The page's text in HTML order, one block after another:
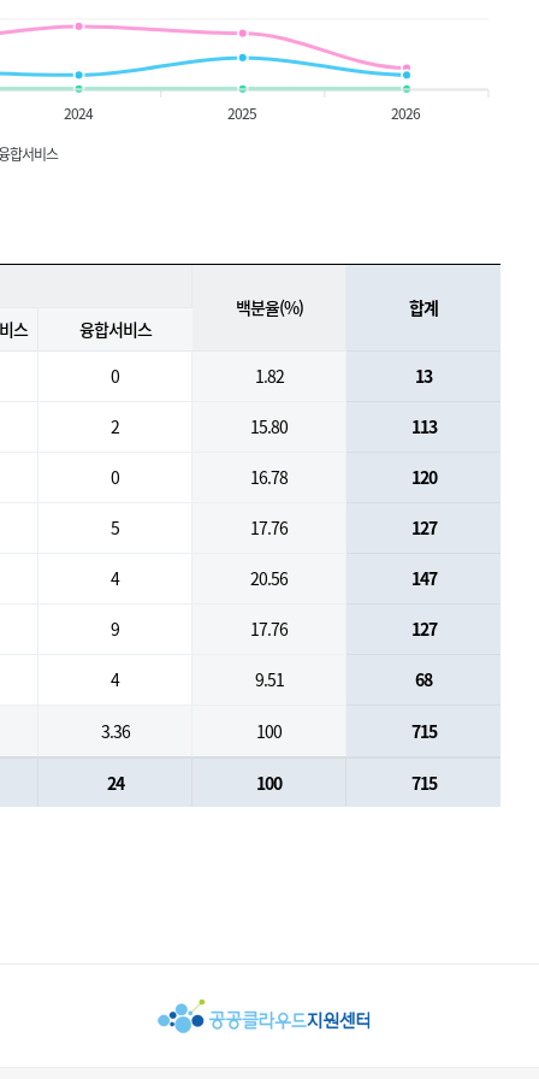
합서비스
2024 2025 2026
백분율(%)
합계
스
융합서비스
0
1.82 13
2 15.80 113
0 16.78 120
5 17.76 127
4 20.56 147
9 17.76 127
4 9.51 68
3.36 100 715
24 100 715